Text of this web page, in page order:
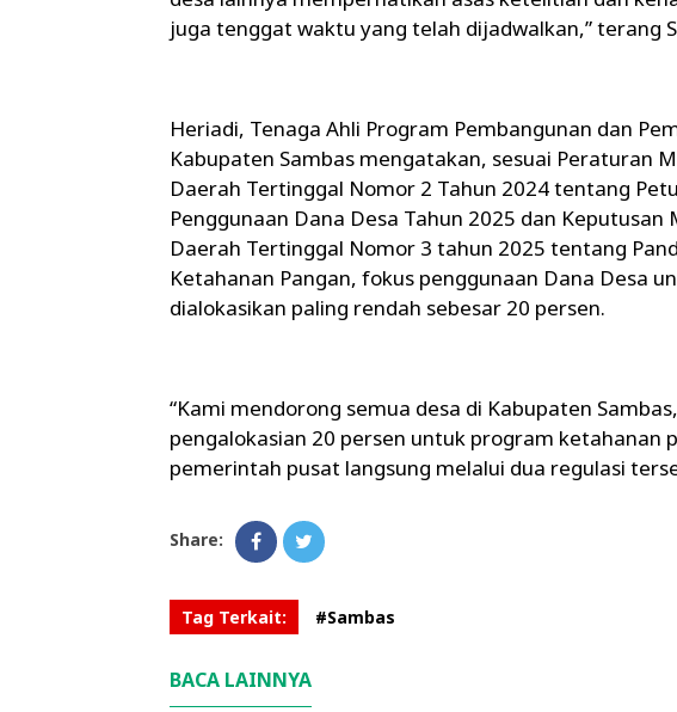
juga tenggat waktu yang telah dijadwalkan,” terang
Heriadi, Tenaga Ahli Program Pembangunan dan
Kabupaten Sambas mengatakan, sesuai Peraturan
Daerah Tertinggal Nomor 2 Tahun 2024 tentang
Penggunaan Dana Desa Tahun 2025 dan
Daerah Tertinggal Nomor 3 tahun 2025 tentang
Ketahanan Pangan, fokus penggunaan Dana Desa
dialokasikan paling rendah sebesar 20 persen.
“Kami mendorong semua desa di Kabupaten
pengalokasian 20 persen untuk program ketahanan
pemerintah pusat langsung melalui dua regulasi
Share:
Tag Terkait: #Sambas
BACA LAINNYA